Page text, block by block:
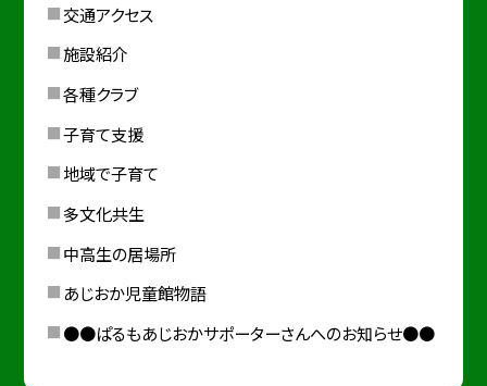
交通アクセス
施設紹介
各種クラブ
子育て支援
地域で子育て
多文化共生
中高生の居場所
あじおか児童館物語
●●ぱるもあじおかサポーターさんへのお知らせ●●